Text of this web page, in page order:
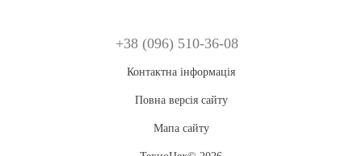
+38 (096) 510-36-08
Контактна інформація
Повна версія сайту
Мапа сайту